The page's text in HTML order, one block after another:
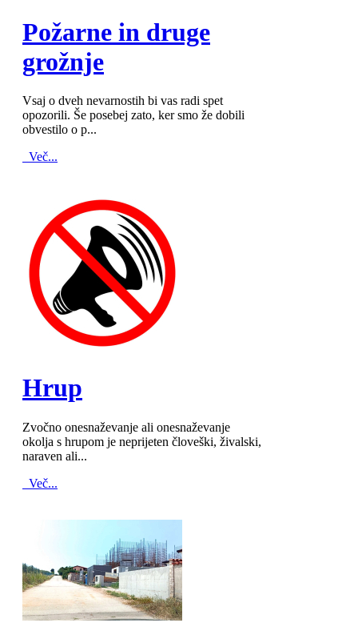
Požarne in druge
grožnje
Vsaj o dveh nevarnostih bi vas radi spet
opozorili. Še posebej zato, ker smo že dobili
obvestilo o p...
Več...
Hrup
Zvočno onesnaževanje ali onesnaževanje
okolja s hrupom je neprijeten človeški, živalski,
naraven ali...
Več...